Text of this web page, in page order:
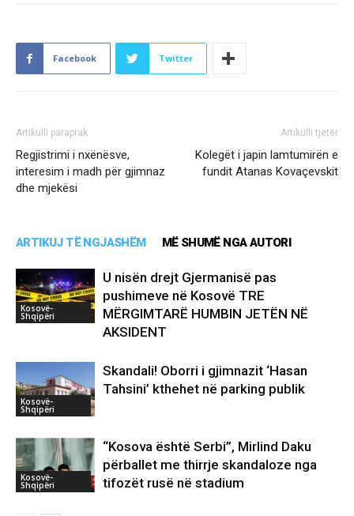
Facebook Twitter
Artikulli paraprak
Regjistrimi i nxënësve,
interesim i madh për gjimnaz
dhe mjekësi
Artikulli tjetër
Kolegët i japin lamtumirën e
fundit Atanas Kovaçevskit
ARTIKUJ TË NGJASHËM MË SHUMË NGA AUTORI
Kosovë-
Shqipëri
U nisën drejt Gjermanisë pas
pushimeve në Kosovë TRE
MËRGIMTARË HUMBIN JETËN NË
AKSIDENT
Kosovë-
Shqipëri
Skandali! Oborri i gjimnazit ‘Hasan
Tahsini’ kthehet në parking publik
Kosovë-
Shqipëri
“Kosova është Serbi”, Mirlind Daku
përballet me thirrje skandaloze nga
tifozët rusë në stadium